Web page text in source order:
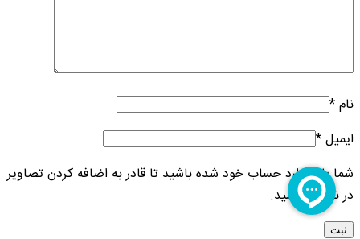
نام*
ایمیل*
شما باید وارد حساب خود شده باشید تا قادر به اضافه کردن تصاویر
در نظرات باشید.